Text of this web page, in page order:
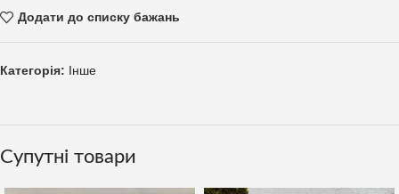
Додати до списку бажань
Категорія: Інше
Супутні товари